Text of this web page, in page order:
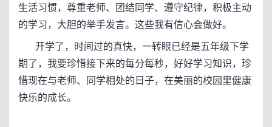
生活习惯，尊重老师、团结同学、遵守纪律，积极主动
的学习，大胆的举手发言。这些我有信心会做好。
开学了，时间过的真快，一转眼已经是五年级下学
期了，我要珍惜接下来的每分每秒，好好学习知识，珍
惜现在与老师、同学相处的日子，在美丽的校园里健康
快乐的成长。